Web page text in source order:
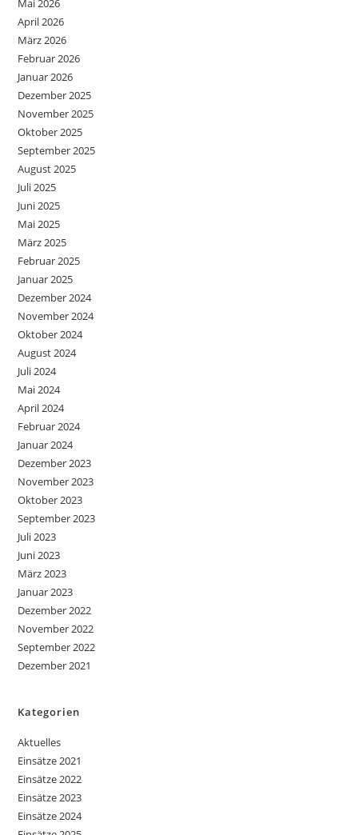
Mai 2026
April 2026
März 2026
Februar 2026
Januar 2026
Dezember 2025
November 2025
Oktober 2025
September 2025
August 2025
Juli 2025
Juni 2025
Mai 2025
März 2025
Februar 2025
Januar 2025
Dezember 2024
November 2024
Oktober 2024
August 2024
Juli 2024
Mai 2024
April 2024
Februar 2024
Januar 2024
Dezember 2023
November 2023
Oktober 2023
September 2023
Juli 2023
Juni 2023
März 2023
Januar 2023
Dezember 2022
November 2022
September 2022
Dezember 2021
Kategorien
Aktuelles
Einsätze 2021
Einsätze 2022
Einsätze 2023
Einsätze 2024